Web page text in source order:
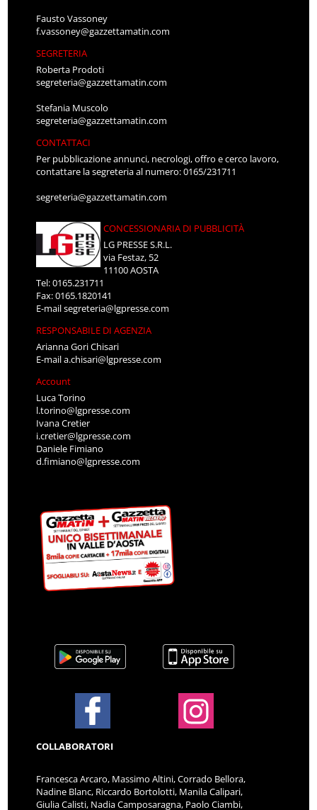
Fausto Vassoney
f.vassoney@gazzettamatin.com
SEGRETERIA
Roberta Prodoti
segreteria@gazzettamatin.com
Stefania Muscolo
segreteria@gazzettamatin.com
CONTATTACI
Per pubblicazione annunci, necrologi, offro e cerco lavoro,
contattare la segreteria al numero: 0165/231711
segreteria@gazzettamatin.com
CONCESSIONARIA DI PUBBLICITÀ
LG PRESSE S.R.L.
via Festaz, 52
11100 AOSTA
Tel: 0165.231711
Fax: 0165.1820141
E-mailsegreteria@lgpresse.com
RESPONSABILE DI AGENZIA
Arianna Gori Chisari
E-maila.chisari@lgpresse.com
Account
Luca Torino
l.torino@lgpresse.com
Ivana Cretier
i.cretier@lgpresse.com
Daniele Fimiano
d.fimiano@lgpresse.com
COLLABORATORI
Francesca Arcaro, Massimo Altini, Corrado Bellora,
Nadine Blanc, Riccardo Bortolotti, Manila Calipari,
Giulia Calisti, Nadia Camposaragna, Paolo Ciambi,